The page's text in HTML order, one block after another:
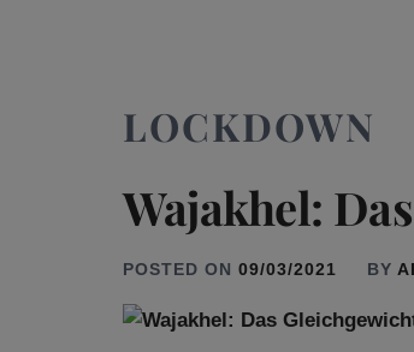
LOCKDOWN
Wajakhel:
POSTED ON 09/03/2021 BY